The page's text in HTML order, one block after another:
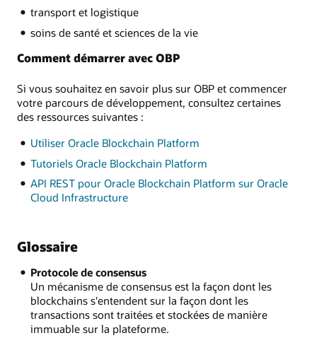
transport et logistique
soins de santé et sciences de la vie
Comment démarrer avec OBP
Si vous souhaitez en savoir plus sur OBP et commencer
votre parcours de développement, consultez certaines
des ressources suivantes :
Utiliser Oracle Blockchain Platform
Tutoriels Oracle Blockchain Platform
API REST pour Oracle Blockchain Platform sur Oracle
Cloud Infrastructure
Glossaire
Protocole de consensus
Un mécanisme de consensus est la façon dont les
blockchains s'entendent sur la façon dont les
transactions sont traitées et stockées de manière
immuable sur la plateforme.